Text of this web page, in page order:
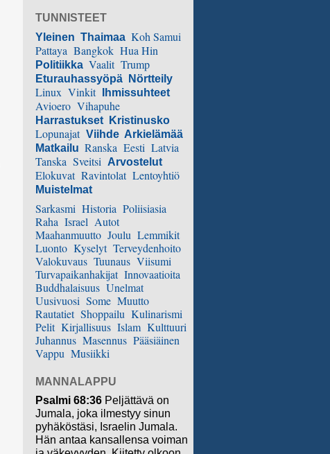
TUNNISTEET
Yleinen Thaimaa Koh Samui
Pattaya Bangkok Hua Hin
Politiikka Vaalit Trump
Eturauhassyöpä Nörtteily
Linux Vinkit Ihmissuhteet
Avioero Vihapuhe
Harrastukset Kristinusko
Lopunajat Viihde Arkielämää
Matkailu Ranska Eesti Latvia
Tanska Sveitsi Arvostelut
Elokuvat Ravintolat Lentoyhtiö
Muistelmat
Sarkasmi Historia Poliisiasia
Raha Israel Autot
Maahanmuutto Joulu Lemmikit
Luonto Kyselyt Terveydenhoito
Valokuvaus Tuunaus Viisumi
Turvapaikanhakijat Innovaatioita
Buddhalaisuus Unelmat
Uusivuosi Some Muutto
Rautatiet Shoppailu Kulinarismi
Pelit Kirjallisuus Islam Kulttuuri
Juhannus Masennus Pääsiäinen
Vappu Musiikki
MANNALAPPU
Psalmi 68:36 Peljättävä on
Jumala, joka ilmestyy sinun
pyhäköstäsi, Israelin Jumala.
Hän antaa kansallensa voiman